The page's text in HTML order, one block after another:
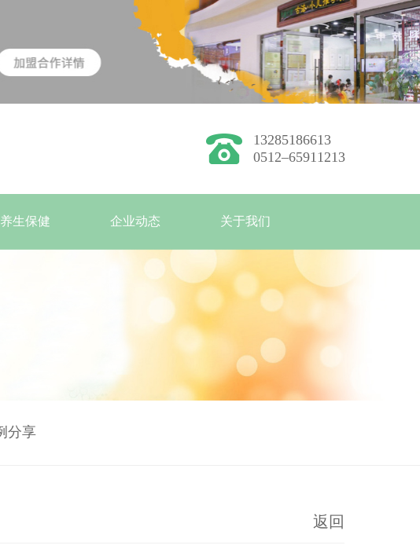
13285186613
0512–65911213
养生保健 企业动态 关于我们
分享
返回